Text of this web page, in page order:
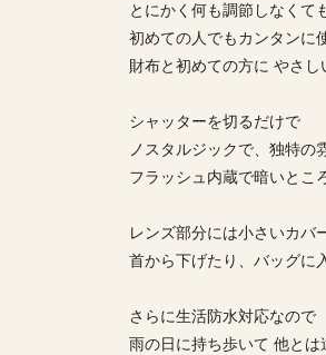
とにかく何も調節しなくて
初めての人でもカンタンに
財布と初めての方に やさ
シャッターを切るだけで
ノスタルジックで、独特の
フラッシュ内蔵で暗いとこ
レンズ部分には小さいカバ
首から下げたり、バッグに
さらに生活防水対応なので
雨の日に持ち歩いて 他と